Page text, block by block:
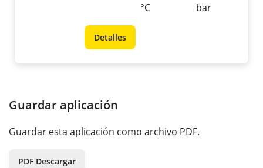
°C
bar
Detalles
Guardar aplicación
Guardar esta aplicación como archivo PDF.
PDF Descargar